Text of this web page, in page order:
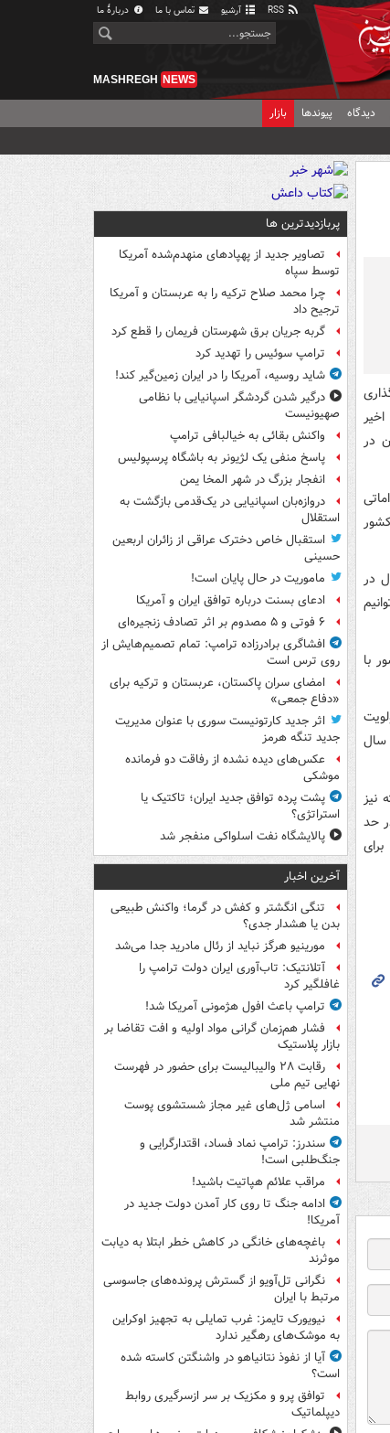
آرشیو تماس با ما دربارهٔ ما
MASHREGH NEWS
دیدگاه پیوندها بازار
در
در
با
سال
نیز
حد
پربازدیدترین ها
تصاویر جدید از پهپادهای منهدم‌شده آمریکا
توسط سپاه
چرا محمد صلاح ترکیه را به عربستان و آمریکا
ترجیح داد
گربه جریان برق شهرستان فریمان را قطع کرد
ترامپ سوئیس را تهدید کرد
شاید روسیه، آمریکا را در ایران زمین‌گیر کند!
درگیر شدن گردشگر اسپانیایی با نظامی
صهیونیست
واکنش بقائی به خیالبافی ترامپ
پاسخ منفی یک لژیونر به باشگاه پرسپولیس
انفجار بزرگ در شهر المخا یمن
دروازه‌بان اسپانیایی در یک‌قدمی بازگشت به
استقلال
استقبال خاص دخترک عراقی از زائران اربعین
حسینی
ماموریت در حال پایان است!
ادعای بسنت درباره توافق ایران و آمریکا
۶ فوتی و ۵ مصدوم بر اثر تصادف زنجیره‌ای
افشاگری برادرزاده ترامپ: تمام تصمیم‌هایش از
روی ترس است
امضای سران پاکستان، عربستان و ترکیه برای
«دفاع جمعی»
اثر جدید کارتونیست سوری با عنوان مدیریت
جدید تنگه هرمز
عکس‌های دیده نشده از رفاقت دو فرمانده‌
موشکی
پشت پرده توافق جدید ایران؛ تاکتیک یا
استراتژی؟
پالایشگاه نفت اسلواکی منفجر شد
آخرین اخبار
تنگی انگشتر و کفش در گرما؛ واکنش طبیعی
بدن یا هشدار جدی؟
مورینیو هرگز نباید از رئال مادرید جدا می‌شد
آتلانتیک: تاب‌آوری ایران دولت ترامپ را
غافلگیر کرد
ترامپ باعث افول هژمونی آمریکا شد!
فشار هم‌زمان گرانی مواد اولیه و افت تقاضا بر
بازار پلاستیک
رقابت ۲۸ والیبالیست برای حضور در فهرست
نهایی تیم ملی
اسامی ژل‌های غیر مجاز شستشوی پوست
منتشر شد
سندرز: ترامپ نماد فساد، اقتدارگرایی و
جنگ‌طلبی است!
مراقب علائم هپاتیت باشید!
ادامه جنگ تا روی کار آمدن دولت جدید در
آمریکا!
باغچه‌های خانگی در کاهش خطر ابتلا به دیابت
موثرند
نگرانی تل‌آویو از گسترش پرونده‌های جاسوسی
مرتبط با ایران
نیویورک تایمز: غرب تمایلی به تجهیز اوکراین
به موشک‌های رهگیر ندارد
آیا از نفوذ نتانیاهو در واشنگتن کاسته شده
است؟
توافق پرو و مکزیک بر سر ازسرگیری روابط
دیپلماتیک